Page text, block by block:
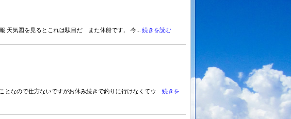
天気図を見るとこれは駄目だ また休船です。 今... 続きを読む
なので仕方ないですがお休み続きで釣りに行けなくてウ... 続きを